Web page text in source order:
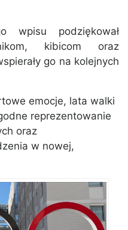
wpisu podziękował
kibicom oraz
go na kolejnych
emocje, lata walki
reprezentowanie
oraz
w nowej,